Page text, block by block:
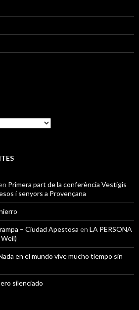
Primera part de la conferència Vestigis
i senyors a Provençana
– Ciudad Apestosa en LA PERSONA
en el mundo vive mucho tiempo sin
silenciado